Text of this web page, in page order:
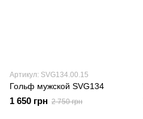
Артикул: SVG134.00.15
Гольф мужской SVG134
1 650 грн 2 750 грн